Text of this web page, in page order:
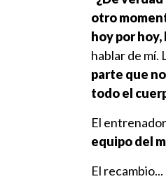
otro
hoy por
hablar de mí.
parte que
todo el
El
equipo del
El recambio...